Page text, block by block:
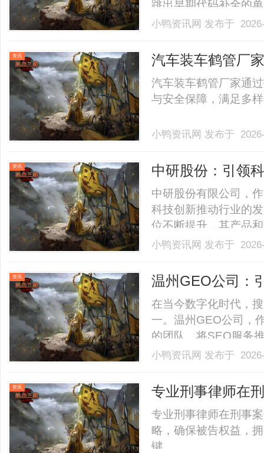
跳出早期代码补全的
合多家权威机构发布
度评测报告》《中国
小鸭资讯网 发布于
资讯
汽车装车鹤管厂
障
汽车装车鹤管厂家通
与安全保障，满足多
小鸭资讯网 发布于
资讯 中研股份：引领
中研股份有限公司，
科技创新推动行业的
位不断提升，其产品
源、新材料、智能制
创新的重镇——北京。
小鸭资讯网 发布于
资讯 温州GEO公司：
在当今数字化时代，
一。温州GEO公司，
的团队，将SEO服务
GEO公司的理念、服
销企业中脱颖而出。
小鸭资讯网 发布于
资讯 专业刑事律师在
专业刑事律师在刑事
略，确保被告权益，
键。......